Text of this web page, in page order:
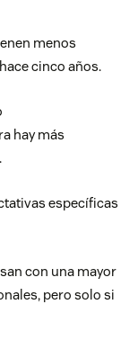
menos
cinco años.
hay más
específicas
con una mayor
pero solo si